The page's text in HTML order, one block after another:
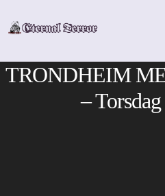
TRONDHEIM
–